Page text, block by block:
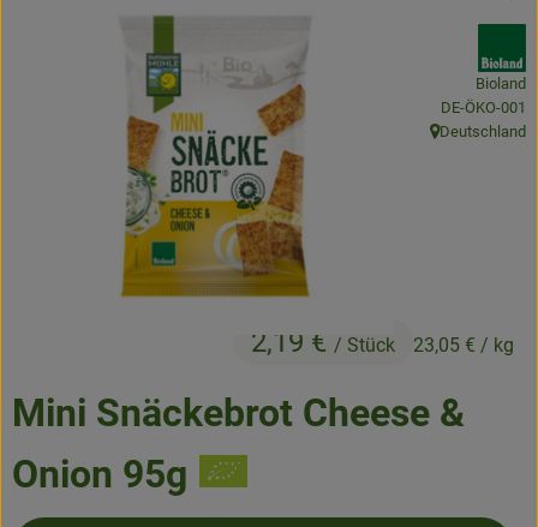
Angebote & Neues
Naturwaren
Vorratskammer
Jobkiste
Mini Snäckebrot Cheese &
Onion 95g
2,19 € / Stück 23,05 € / kg
Bioland
, Kontrollstelle:
DE-ÖKO-001
, Herkunft:
Deutschland